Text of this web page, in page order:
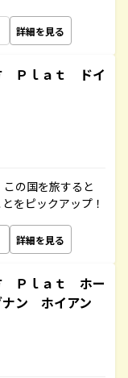
詳細を見る
Ｐｌａｔ ドイ
の国を旅すると
をピックアップ！
詳細を見る
Ｐｌａｔ ホー
ン ホイアン